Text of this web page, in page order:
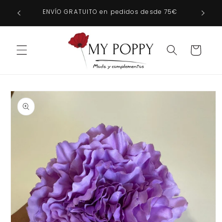
directamenteENVÍO GRATUITO en pedidos desde 75€
Carrito
directamente
a la
información
del producto